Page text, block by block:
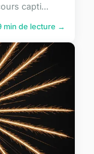
capti...
min de lecture →